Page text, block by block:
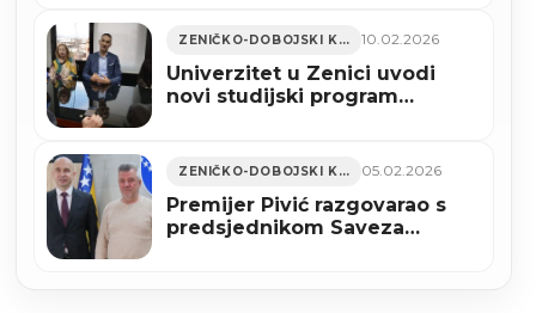
ZENIČKO-DOBOJSKI KANTON 10.02.2026
Univerzitet u Zenici uvodi
novi studijski program
ZENIČKO-DOBOJSKI KANTON 05.02.2026
Premijer Pivić razgovarao s
predsjednikom Saveza